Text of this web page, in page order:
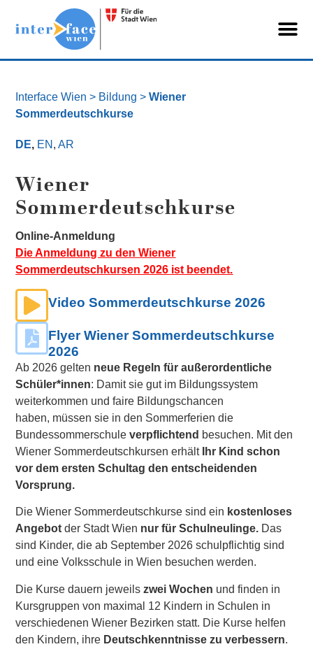
Interface Wien > Bildung >Wiener
Sommerdeutschkurse
DE, EN ,AR
Wiener
Sommerdeutschkurse
Online-Anmeldung
Die Anmeldung zu den Wiener
Sommerdeutschkursen 2026 ist beendet.
Video Sommerdeutschkurse 2026
Flyer Wiener Sommerdeutschkurse
2026
Ab 2026 gelten neue Regeln für außerordentliche
Schüler*innen: Damit sie gut im Bildungssystem
weiterkommen und faire Bildungschancen
haben, müssen sie in den Sommerferien die
Bundessommerschuleverpflichtend besuchen. Mit den
Wiener Sommerdeutschkursen erhält Ihr Kind schon
vor demersten Schultag den entscheidenden
Vorsprung.
Die Wiener Sommerdeutschkurse sind ein kostenloses
Angebot der Stadt Wien nur für Schulneulinge. Das
sind Kinder, die ab September 2026 schulpflichtig sind
und eine Volksschule in Wien besuchen werden.
Die Kurse dauern jeweilszwei Wochen und finden in
Kursgruppen von maximal 12 Kindern in Schulen in
verschiedenen Wiener Bezirken statt. Die Kurse helfen
den Kindern, ihre Deutschkenntnisse zu verbessern.